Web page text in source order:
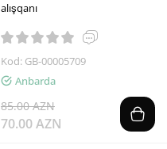
alışqanı
Kod: GB-00005709
Anbarda
85.00 AZN
70.00 AZN